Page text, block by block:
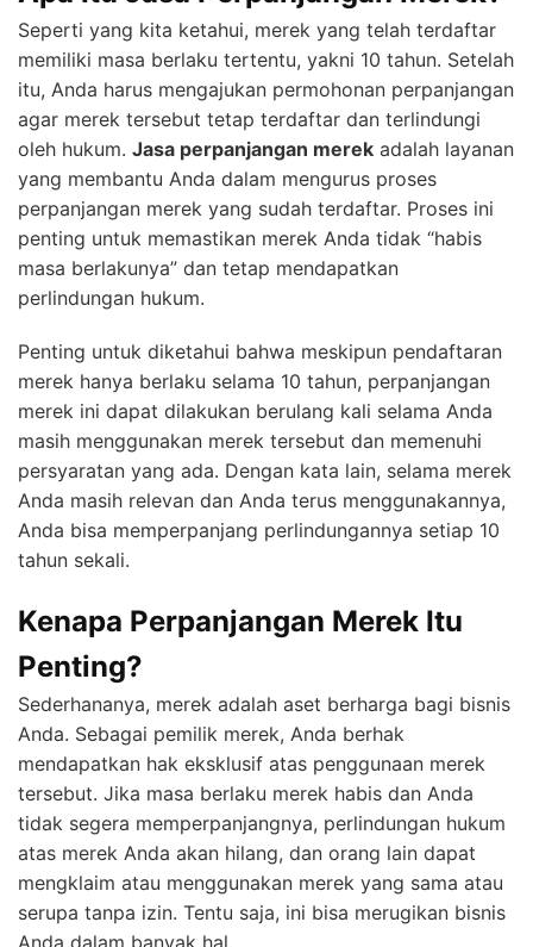
Seperti yang kita ketahui, merek yang telah terdaftar
memiliki masa berlaku tertentu, yakni 10 tahun. Setelah
itu, Anda harus mengajukan permohonan perpanjangan
agar merek tersebut tetap terdaftar dan terlindungi
oleh hukum. Jasa perpanjangan merek adalah layanan
yang membantu Anda dalam mengurus proses
perpanjangan merek yang sudah terdaftar. Proses ini
penting untuk memastikan merek Anda tidak “habis
masa berlakunya” dan tetap mendapatkan
perlindungan hukum.
Penting untuk diketahui bahwa meskipun pendaftaran
merek hanya berlaku selama 10 tahun, perpanjangan
merek ini dapat dilakukan berulang kali selama Anda
masih menggunakan merek tersebut dan memenuhi
persyaratan yang ada. Dengan kata lain, selama merek
Anda masih relevan dan Anda terus menggunakannya,
Anda bisa memperpanjang perlindungannya setiap 10
tahun sekali.
Kenapa Perpanjangan Merek Itu
Penting?
Sederhananya, merek adalah aset berharga bagi bisnis
Anda. Sebagai pemilik merek, Anda berhak
mendapatkan hak eksklusif atas penggunaan merek
tersebut. Jika masa berlaku merek habis dan Anda
tidak segera memperpanjangnya, perlindungan hukum
atas merek Anda akan hilang, dan orang lain dapat
mengklaim atau menggunakan merek yang sama atau
serupa tanpa izin. Tentu saja, ini bisa merugikan bisnis